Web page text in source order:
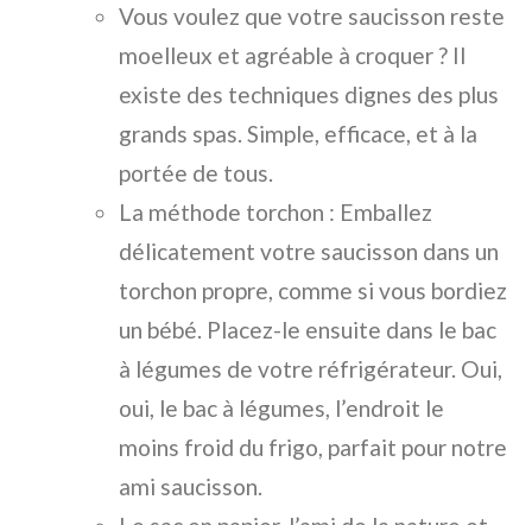
Vous voulez que votre saucisson reste
moelleux et agréable à croquer ? Il
existe des techniques dignes des plus
grands spas. Simple, efficace, et à la
portée de tous.
La méthode torchon : Emballez
délicatement votre saucisson dans un
torchon propre, comme si vous bordiez
un bébé. Placez-le ensuite dans le bac
à légumes de votre réfrigérateur. Oui,
oui, le bac à légumes, l’endroit le
moins froid du frigo, parfait pour notre
ami saucisson.